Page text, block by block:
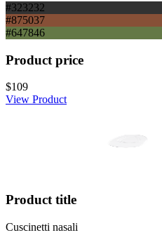
#323232
#875037
#647846
Product price
$109
View Product
Product title
Cuscinetti nasali